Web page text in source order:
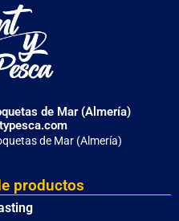
de Mar (Almería)
de Mar (Almería)
productos